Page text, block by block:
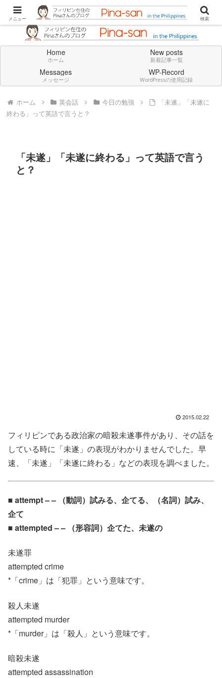
Don't think deeply. Feel always in English.
Home
ホーム
New posts
新着記事一覧
Messages
メッセージ
WP-Record
WordPressの使用記録
ホーム 英会話 今日の勉強
「未遂」「未遂に
終わる」って英語で言うと？
「未遂」「未遂に終わる」って英語で言う
と？
2015.02.22
フィリピンである政治家の暗殺未遂事件があり、その話を
している時に「未遂」の表現がわかりませんでした。早
速、「未遂」「未遂に終わる」などの表現を調べました。
■ attempt – – （動詞）試みる、企てる、（名詞）試み、
企て
■ attempted – – （形容詞）企てた、未遂の
未遂罪
attempted crime
*「crime」は「犯罪」という意味です。
殺人未遂
attempted murder
*「murder」は「殺人」という意味です。
暗殺未遂
attempted assassination
メニュー 検索